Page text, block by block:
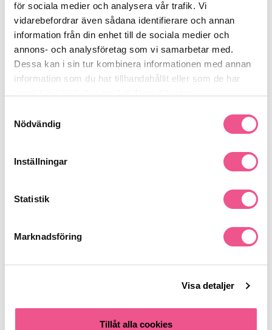
för sociala medier och analysera vår trafik. Vi
vidarebefordrar även sådana identifierare och annan
information från din enhet till de sociala medier och
annons- och analysföretag som vi samarbetar med.
Dessa kan i sin tur kombinera informationen med annan
information som du har tillhandahållit eller som de har
Nödvändig
Inställningar
Statistik
Marknadsföring
Visa detaljer
Tillåt alla cookies
Joop Femme Edt 50ml
Rek. pris 389 kr 299 kr
JOOP ! JUMP Edt 50ml
Rek. pris 549 kr 389 kr